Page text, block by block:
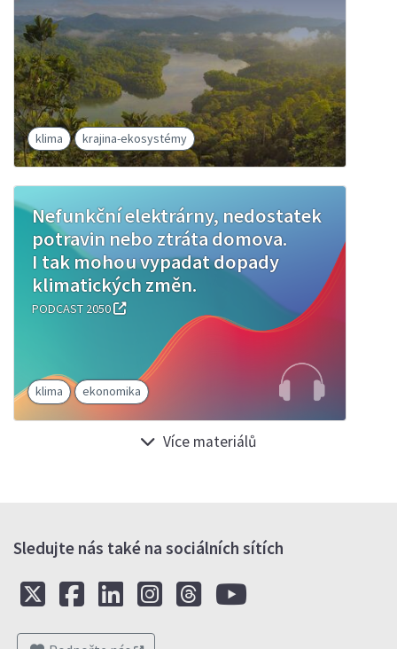
klima krajina-ekosystémy
Nefunkční elektrárny, nedostatek
potravin nebo ztráta domova.
I tak mohou vypadat dopady
klimatických změn.
PODCAST 2050
klima ekonomika
Více materiálů
Sledujte nás také na sociálních sítích